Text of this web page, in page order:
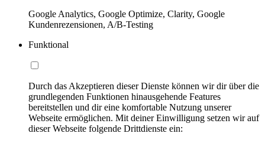
Google Analytics, Google Optimize, Clarity, Google
Kundenrezensionen, A/B-Testing
Funktional
Durch das Akzeptieren dieser Dienste können wir dir über die
grundlegenden Funktionen hinausgehende Features
bereitstellen und dir eine komfortable Nutzung unserer
Webseite ermöglichen. Mit deiner Einwilligung setzen wir auf
dieser Webseite folgende Drittdienste ein: